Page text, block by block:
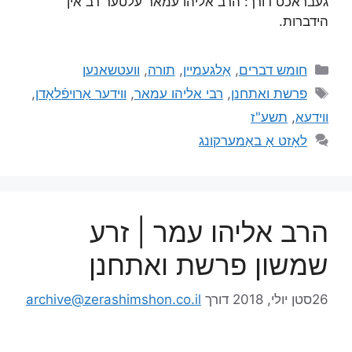
הידברות.
חומש דברים, אַלגעמיין, תורה, וועטשאנען
פרשת ואתחנן, רבי אליהו עמאר, ווידער אַרויפֿלאָדן,
ווידעא, תשע"ז
לאָזט אַ באַמערקונג
הרב אליהו עמר | זרע
שמשון פרשת ואתחנן
26סטן יולי, 2018 דורך archive@zerashimshon.co.il